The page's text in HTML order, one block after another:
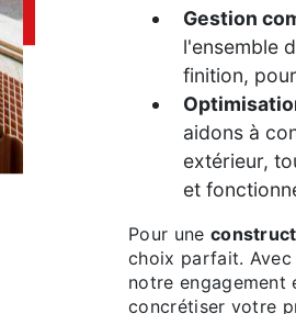
Gestion
l'ensemble
finition,
aidons à
extérieur,
et
Pour une
choix parfait.
notre engagement
concrétiser votre